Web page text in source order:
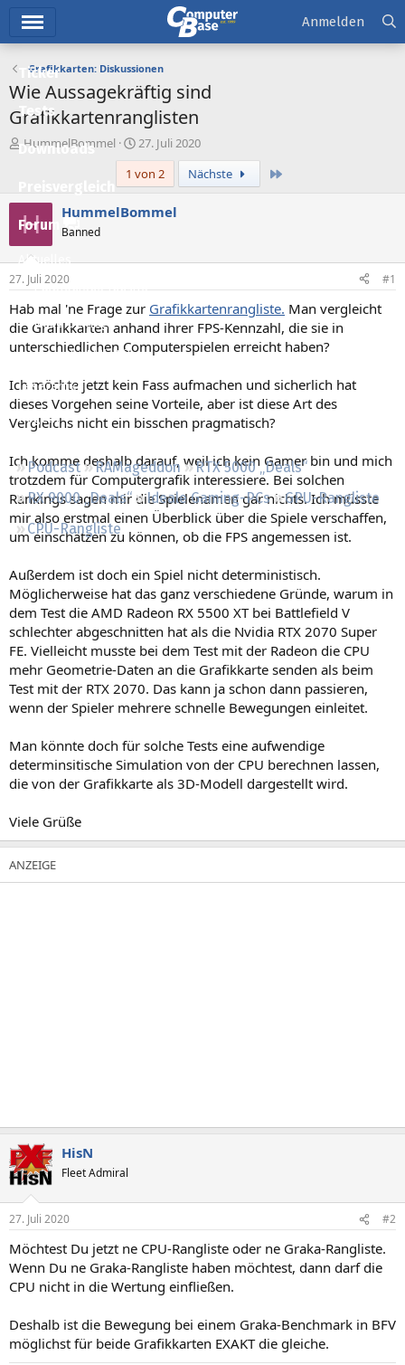
Ticker
Tests
Downloads
Forum
Aktuelles
Empfohlene Inhalte
Neue Beiträge
Neueste Aktivitäten
Leserartikel
Regeln
Podcast RAMageddon
RTX 5000 „Deals“
RX 9000 „Deals“
Ideale Gaming-PCs
GPU-Rangliste
CPU-Rangliste
Anmelden
Grafikkarten: Diskussionen
Wie Aussagekräftig sind
Grafikkartenranglisten
E
t
e
l
e
HummelBommel
E
r
s
t
e
m
27. Juli 2020
1 von 2
Nächste
H HummelBommel
Banned
27. Juli 2020 #1
Hab mal 'ne Frage zur Grafikkartenrangliste. Man vergleicht
die Grafikkarten anhand ihrer FPS-Kennzahl, die sie in
unterschiedlichen Computerspielen erreicht haben?
Ich möchte jetzt kein Fass aufmachen und sicherlich hat
dieses Vorgehen seine Vorteile, aber ist diese Art des
Vergleichs nicht ein bisschen pragmatisch?
Ich komme deshalb darauf, weil ich kein Gamer bin und mich
trotzdem für Computergrafik interessiere. Bei solchen
Rankings sagen mir die Spielenamen gar nichts. Ich müsste
mir also erstmal einen Überblick über die Spiele verschaffen,
um einschätzen zu können, ob die FPS angemessen ist.
Außerdem ist doch ein Spiel nicht deterministisch.
Möglicherweise hat das ganz verschiedene Gründe, warum in
dem Test die AMD Radeon RX 5500 XT bei Battlefield V
schlechter abgeschnitten hat als die Nvidia RTX 2070 Super
FE. Vielleicht musste bei dem Test mit der Radeon die CPU
mehr Geometrie-Daten an die Grafikkarte senden als beim
Test mit der RTX 2070. Das kann ja schon dann passieren,
wenn der Spieler mehrere schnelle Bewegungen einleitet.
Man könnte doch für solche Tests eine aufwendige
determinsitische Simulation von der CPU berechnen lassen,
die von der Grafikkarte als 3D-Modell dargestellt wird.
Viele Grüße
HisN
Fleet Admiral
27. Juli 2020 #2
Möchtest Du jetzt ne CPU-Rangliste oder ne Graka-Rangliste.
Wenn Du ne Graka-Rangliste haben möchtest, dann darf die
CPU nicht in die Wertung einfließen.
Deshalb ist die Bewegung bei einem Graka-Benchmark in BFV
möglichst für beide Grafikkarten EXAKT die gleiche.